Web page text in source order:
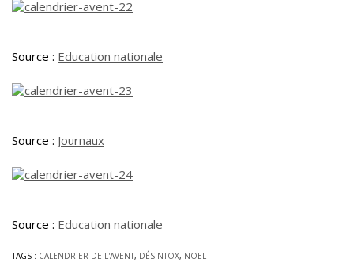
Source : Education nationale
Source : Journaux
Source : Education nationale
TAGS : CALENDRIER DE L'AVENT, DÉSINTOX, NOEL